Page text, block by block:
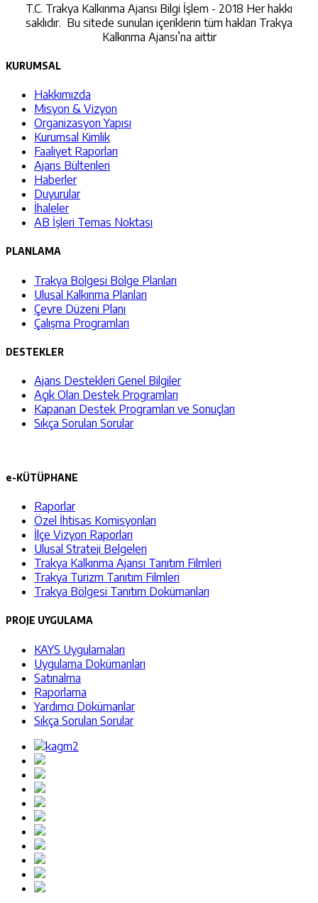
T.C. Trakya Kalkınma Ajansı Bilgi İşlem - 2018 Her hakkı
saklıdır. Bu sitede sunulan içeriklerin tüm hakları Trakya
Kalkınma Ajansı’na aittir
KURUMSAL
Hakkımızda
Misyon & Vizyon
Organizasyon Yapısı
Kurumsal Kimlik
Faaliyet Raporları
Ajans Bültenleri
Haberler
Duyurular
İhaleler
AB İşleri Temas Noktası
PLANLAMA
Trakya Bölgesi Bölge Planları
Ulusal Kalkınma Planları
Çevre Düzeni Planı
Çalışma Programları
DESTEKLER
Ajans Destekleri Genel Bilgiler
Açık Olan Destek Programları
Kapanan Destek Programları ve Sonuçları
Sıkça Sorulan Sorular
e-KÜTÜPHANE
Raporlar
Özel İhtisas Komisyonları
İlçe Vizyon Raporları
Ulusal Strateji Belgeleri
Trakya Kalkınma Ajansı Tanıtım Filmleri
Trakya Turizm Tanıtım Filmleri
Trakya Bölgesi Tanıtım Dokümanları
PROJE UYGULAMA
KAYS Uygulamaları
Uygulama Dokümanları
Satınalma
Raporlama
Yardımcı Dökümanlar
Sıkça Sorulan Sorular